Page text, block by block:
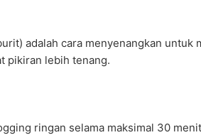
adalah cara menyenangkan untuk
pikiran lebih tenang.
ringan selama maksimal 30